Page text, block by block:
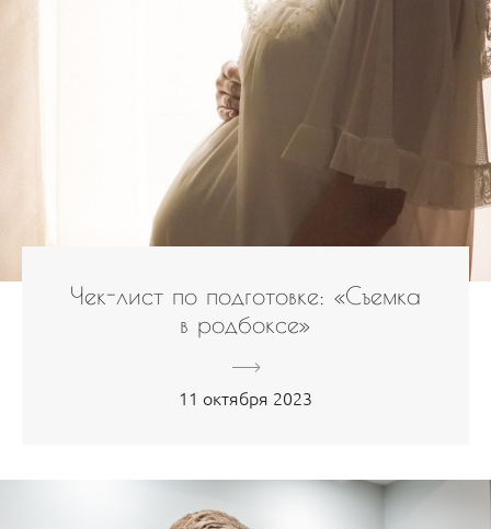
Чек-лист по подготовке: «Съемка
в родбоксе»
11 октября 2023